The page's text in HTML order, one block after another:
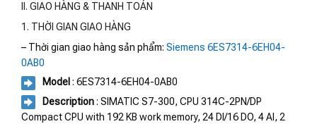
II. GIAO HÀNG & THANH TOÁN
1. THỜI GIAN GIAO HÀNG
– Thời gian giao hàng sản phẩm: Siemens 6ES7314-6EH04-
0AB0
Model : 6ES7314-6EH04-0AB0
Description: SIMATIC S7-300, CPU 314C-2PN/DP
Compact CPU with 192 KB work memory, 24 DI/16 DO, 4 AI, 2